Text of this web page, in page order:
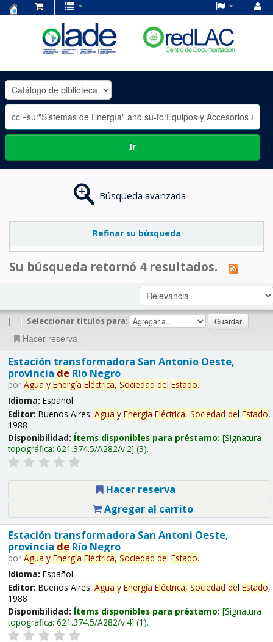
OLADE
-
Ir
Búsqueda avanzada
Refinar su búsqueda
Su búsqueda retornó 4 resultados.
| | Seleccionar títulos para:
Hacer reserva
Estación transformadora San Antonio Oeste,
provincia deRío Negro
por Agua y Energía Eléctrica, Sociedad del Estado.
Idioma: Español
Editor: Buenos Aires: Agua y Energía Eléctrica, Sociedad del Estado,
1988
Disponibilidad: Ítems disponibles para préstamo: Signatura
topográfica: 621.374.5/A282/v.2 (3).
Hacer reserva
Agregar al carrito
Estación transformadora San Antoni Oeste,
provincia deRío Negro
por Agua y Energía Eléctrica, Sociedad del Estado.
Idioma: Español
Editor: Buenos Aires: Agua y Energía Eléctrica, Sociedad del Estado,
1988
Disponibilidad: Ítems disponibles para préstamo: Signatura
topográfica: 621.374.5/A282/v.4 (1).